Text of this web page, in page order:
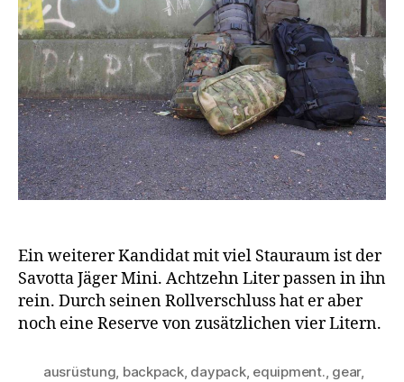
Ein weiterer Kandidat mit viel Stauraum ist der
Savotta Jäger Mini. Achtzehn Liter passen in ihn
rein. Durch seinen Rollverschluss hat er aber
noch eine Reserve von zusätzlichen vier Litern.
ausrüstung, backpack, daypack, equipment., gear,